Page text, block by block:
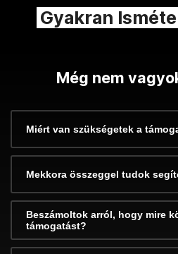
Gyakran
Még nem
Miért van szükségetek a
Mekkora összeggel tudok
Beszámoltok arról, hogy mire
támogatást?